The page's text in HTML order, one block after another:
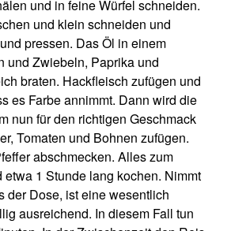
und in feine Würfel schneiden.
und klein schneiden und
pressen. Das Öl in einem
und Zwiebeln, Paprika und
braten. Hackfleisch zufügen und
es Farbe annimmt. Dann wird die
nun für den richtigen Geschmack
Tomaten und Bohnen zufügen.
abschmecken. Alles zum
1 Stunde lang kochen. Nimmt
der Dose, ist eine wesentlich
ausreichend. In diesem Fall tun